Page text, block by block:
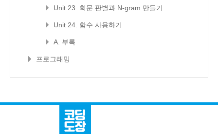
Unit 23. 회문 판별과 N-gram 만들기
Unit 24. 함수 사용하기
A. 부록
프로그래밍